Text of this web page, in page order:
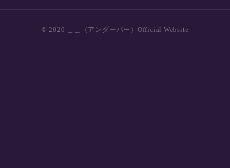
© 2026 ＿＿（アンダーバー）Official Website